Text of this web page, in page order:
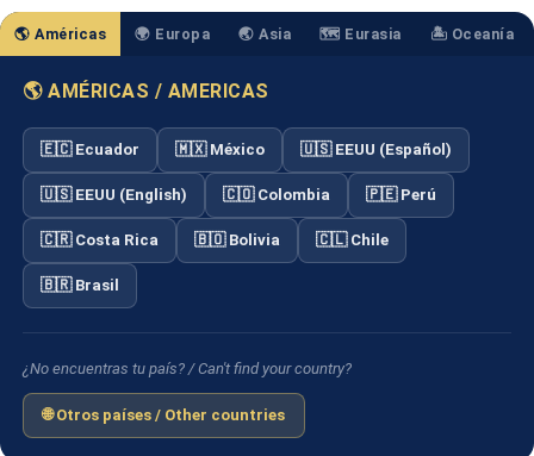
🌎 Américas 🌍 Europa 🌏 Asia 🗺️ Eurasia 🏝️ Oceanía
🌎 AMÉRICAS / AMERICAS
🇪🇨 Ecuador 🇲🇽 México 🇺🇸 EEUU (Español)
🇺🇸 EEUU (English) 🇨🇴 Colombia 🇵🇪 Perú
🇨🇷 Costa Rica 🇧🇴 Bolivia 🇨🇱 Chile
🇧🇷 Brasil
¿No encuentras tu país? / Can't find your country?
🌐 Otros países / Other countries